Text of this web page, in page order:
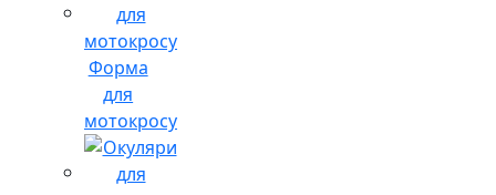
Форма
для
мотокросу